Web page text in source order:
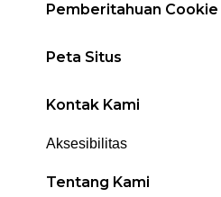
Pemberitahuan Cookie
Peta Situs
Kontak Kami
Aksesibilitas
Tentang Kami